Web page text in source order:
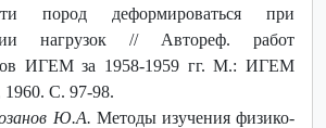
пород деформироваться при
нагрузок // Автореф. работ
ИГЕМ за 1958-1959 гг. М.: ИГЕМ
С. 97-98.
Ю.А. Методы изучения физико-